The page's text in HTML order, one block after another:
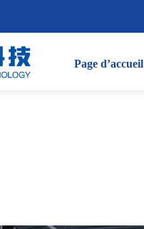
Page d’accueil